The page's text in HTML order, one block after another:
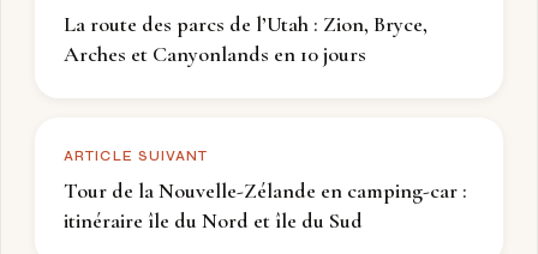
La route des parcs de l’Utah : Zion, Bryce,
Arches et Canyonlands en 10 jours
ARTICLE SUIVANT
Tour de la Nouvelle-Zélande en camping-car :
itinéraire île du Nord et île du Sud